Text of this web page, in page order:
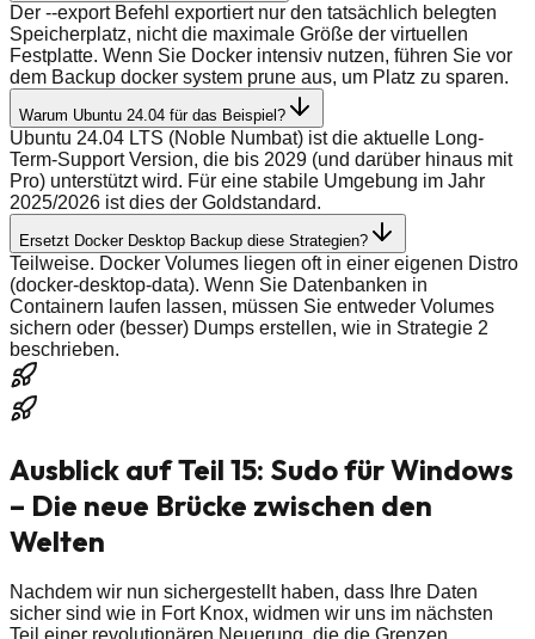
Der --export Befehl exportiert nur den tatsächlich belegten
Speicherplatz, nicht die maximale Größe der virtuellen
Festplatte. Wenn Sie Docker intensiv nutzen, führen Sie vor
dem Backup docker system prune aus, um Platz zu sparen.
Warum Ubuntu 24.04 für das Beispiel?
Ubuntu 24.04 LTS (Noble Numbat) ist die aktuelle Long-
Term-Support Version, die bis 2029 (und darüber hinaus mit
Pro) unterstützt wird. Für eine stabile Umgebung im Jahr
2025/2026 ist dies der Goldstandard.
Ersetzt Docker Desktop Backup diese Strategien?
Teilweise. Docker Volumes liegen oft in einer eigenen Distro
(docker-desktop-data). Wenn Sie Datenbanken in
Containern laufen lassen, müssen Sie entweder Volumes
sichern oder (besser) Dumps erstellen, wie in Strategie 2
beschrieben.
Ausblick auf Teil 15: Sudo für Windows
– Die neue Brücke zwischen den
Welten
Nachdem wir nun sichergestellt haben, dass Ihre Daten
sicher sind wie in Fort Knox, widmen wir uns im nächsten